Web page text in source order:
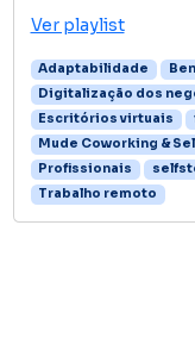
Ver playlist
Adaptabilidade
Digitalização dos
Escritórios virtuais
Mude Coworking &
Profissionais
Trabalho remoto